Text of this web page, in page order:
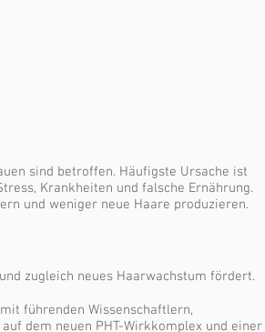
sind betroffen. Häufigste Ursache ist
Krankheiten und falsche Ernährung.
und weniger neue Haare produzieren.
zugleich neues Haarwachstum fördert.
führenden Wissenschaftlern,
dem neuen PHT-Wirkkomplex und einer